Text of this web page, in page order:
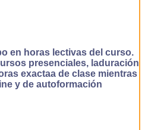
en horas lectivas del curso.
presenciales, laduración
exactaa de clase mientras
y de autoformación